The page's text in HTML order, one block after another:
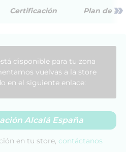
Certificación Plan de »
disponible para tu zona
vuelvas a la store
en el siguiente enlace:
Alcalá España
en tu store, contáctanos